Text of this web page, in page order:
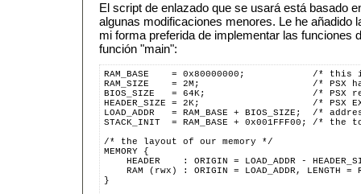
El script de enlazado que se usará está basado
algunas modificaciones menores. Le he añadido
mi forma preferida de implementar las funciones
función "main":
RAM_BASE    = 0x80000000;            /* this
RAM_SIZE    = 2M;                    /* PSX
BIOS_SIZE   = 64K;                   /* PSX
HEADER_SIZE = 2K;                    /* PSX
LOAD_ADDR   = RAM_BASE + BIOS_SIZE;  /*
STACK_INIT  = RAM_BASE + 0x001FFF00; /*
/* the layout of our memory */
MEMORY {
HEADER    : ORIGIN = LOAD_ADDR -
RAM (rwx) : ORIGIN = LOAD_ADDR, LENGTH =
}